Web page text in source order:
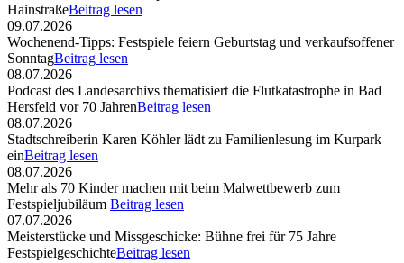
HainstraßeBeitrag lesen
09.07.2026
Wochenend-Tipps: Festspiele feiern Geburtstag und verkaufsoffener
SonntagBeitrag lesen
08.07.2026
Podcast des Landesarchivs thematisiert die Flutkatastrophe in Bad
Hersfeld vor 70 JahrenBeitrag lesen
08.07.2026
Stadtschreiberin Karen Köhler lädt zu Familienlesung im Kurpark
einBeitrag lesen
08.07.2026
Mehr als 70 Kinder machen mit beim Malwettbewerb zum
Festspieljubiläum Beitrag lesen
07.07.2026
Meisterstücke und Missgeschicke: Bühne frei für 75 Jahre
FestspielgeschichteBeitrag lesen